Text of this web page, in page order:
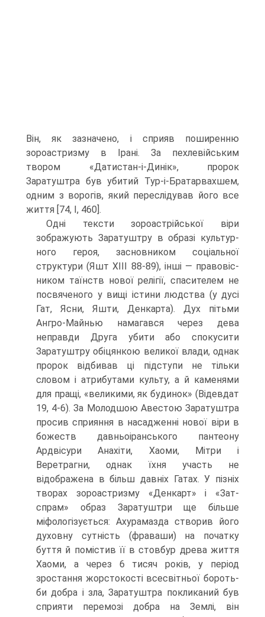
Він, як зазначено, і сприяв поширенню
зороастризму в Ірані. За пехлевійським
твором «Датистан-і-Динік», пророк
Заратуштра був убитий Тур-і-Братарвахшем,
одним з ворогів, який переслідував його все
життя [74, I, 460].
Одні тексти зороастрійської віри
зображують Заратуштру в образі культур­
ного героя, засновником соціальної
структури (Яшт XIII 88-89), інші — правовіс-
ником таїнств нової релігії, спасителем не
посвяченого у вищі істини людства (у дусі
Гат, Ясни, Яшти, Денкарта). Дух пітьми
Ангро-Майнью намагався через дева
неправди Друга убити або спокусити
Заратуштру обіцянкою великої влади, однак
пророк відбивав ці підступи не тільки
словом і атрибутами культу, а й каменями
для пращі, «великими, як будинок» (Відевдат
19, 4-6). За Молодшою Авестою За­ратуштра
просив сприяння в насадженні нової віри в
божеств давньоіранського пантеону
Ардвісури Анахіти, Хаоми, Мітри і
Веретрагни, однак їхня участь не
відображена в більш давніх Гатах. У пізніх
творах зороастризму «Денкарт» і «Зат-
спрам» образ Заратуштри ще більше
міфологізується: Ахурамазда створив його
духовну сутність (фраваши) на початку
буття й помістив її в стовбур древа життя
Хаоми, а через 6 тисяч років, у період
зростання жорстокості всесвітньої бороть­
би добра і зла, Заратуштра покликаний був
сприяти перемозі добра на Землі, він